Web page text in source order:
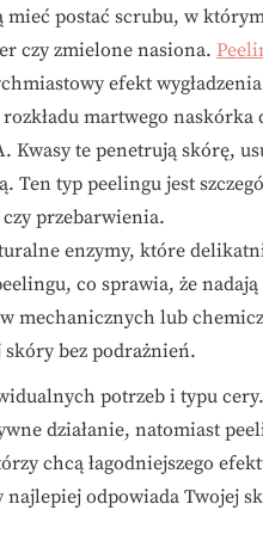
postać scrubu, w
czy zmielone nasiona.
efekt
rozkładu martwego
te penetrują skórę,
typ peelingu jest
przebarwienia.
enzymy, które
co sprawia, że
mechanicznych lub
bez podrażnień.
potrzeb i typu
działanie, natomiast
chcą łagodniejszego
odpowiada Twojej